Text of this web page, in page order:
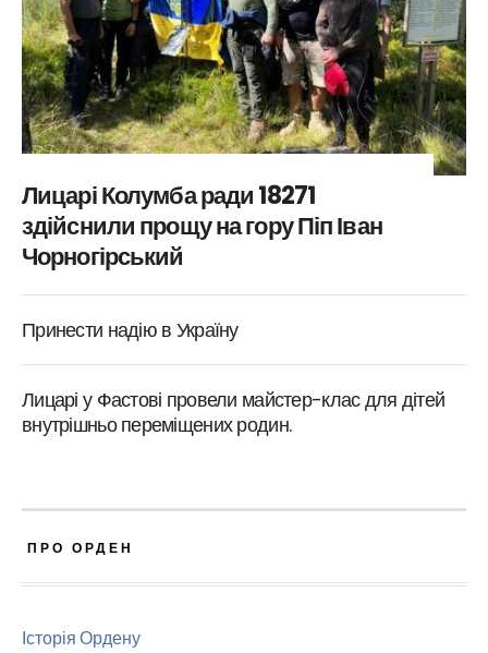
Лицарі Колумба ради 18271
здійснили прощу на гору Піп Іван
Чорногірський
Принести надію в Україну
Лицарі у Фастові провели майстер-клас для дітей
внутрішньо переміщених родин.
ПРО ОРДЕН
Історія Ордену